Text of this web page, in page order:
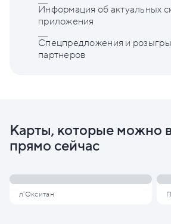
Информация об актуальных
приложения
Спецпредложения и
партнеров
Карты, которые можно
прямо сейчас
л'Окситан